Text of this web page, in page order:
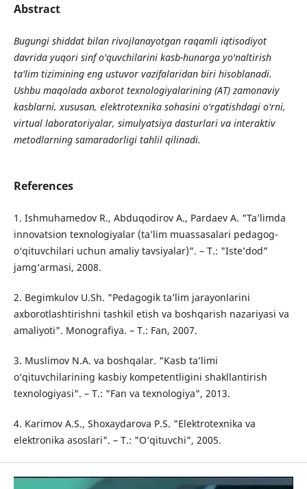
Abstract
Bugungi shiddat bilan rivojlanayotgan raqamli iqtisodiyot
davrida yuqori sinf o'quvchilarini kasb-hunarga yo'naltirish
ta'lim tizimining eng ustuvor vazifalaridan biri hisoblanadi.
Ushbu maqolada axborot texnologiyalarining (AT) zamonaviy
kasblarni, xususan, elektrotexnika sohasini o'rgatishdagi o'rni,
virtual laboratoriyalar, simulyatsiya dasturlari va interaktiv
metodlarning samaradorligi tahlil qilinadi.
References
1. Ishmuhamedov R., Abduqodirov A., Pardaev A. "Ta’limda
innovatsion texnologiyalar (ta’lim muassasalari pedagog-
o‘qituvchilari uchun amaliy tavsiyalar)". – T.: "Iste’dod"
jamg‘armasi, 2008.
2. Begimkulov U.Sh. "Pedagogik ta’lim jarayonlarini
axborotlashtirishni tashkil etish va boshqarish nazariyasi va
amaliyoti". Monografiya. – T.: Fan, 2007.
3. Muslimov N.A. va boshqalar. "Kasb ta’limi
o‘qituvchilarining kasbiy kompetentligini shakllantirish
texnologiyasi". – T.: "Fan va texnologiya", 2013.
4. Karimov A.S., Shoxaydarova P.S. "Elektrotexnika va
elektronika asoslari". – T.: "O‘qituvchi", 2005.